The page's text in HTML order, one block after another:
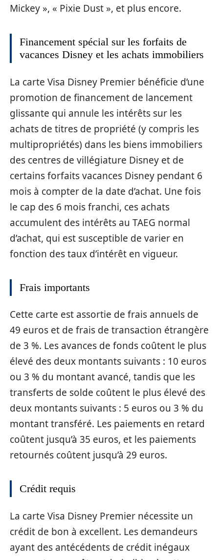
Mickey », « Pixie Dust », et plus encore.
Financement spécial sur les forfaits de
vacances Disney et les achats immobiliers
La carte Visa Disney Premier bénéficie d’une
promotion de financement de lancement
glissante qui annule les intérêts sur les
achats de titres de propriété (y compris les
multipropriétés) dans les biens immobiliers
des centres de villégiature Disney et de
certains forfaits vacances Disney pendant 6
mois à compter de la date d’achat. Une fois
le cap des 6 mois franchi, ces achats
accumulent des intérêts au TAEG normal
d’achat, qui est susceptible de varier en
fonction des taux d’intérêt en vigueur.
Frais importants
Cette carte est assortie de frais annuels de
49 euros et de frais de transaction étrangère
de 3 %. Les avances de fonds coûtent le plus
élevé des deux montants suivants : 10 euros
ou 3 % du montant avancé, tandis que les
transferts de solde coûtent le plus élevé des
deux montants suivants : 5 euros ou 3 % du
montant transféré. Les paiements en retard
coûtent jusqu’à 35 euros, et les paiements
retournés coûtent jusqu’à 29 euros.
Crédit requis
La carte Visa Disney Premier nécessite un
crédit de bon à excellent. Les demandeurs
ayant des antécédents de crédit inégaux